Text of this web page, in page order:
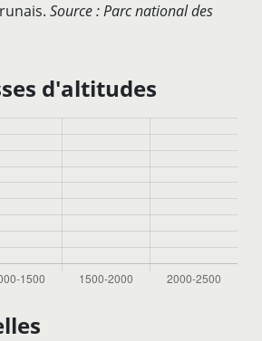
Source : Parc national des
d'altitudes